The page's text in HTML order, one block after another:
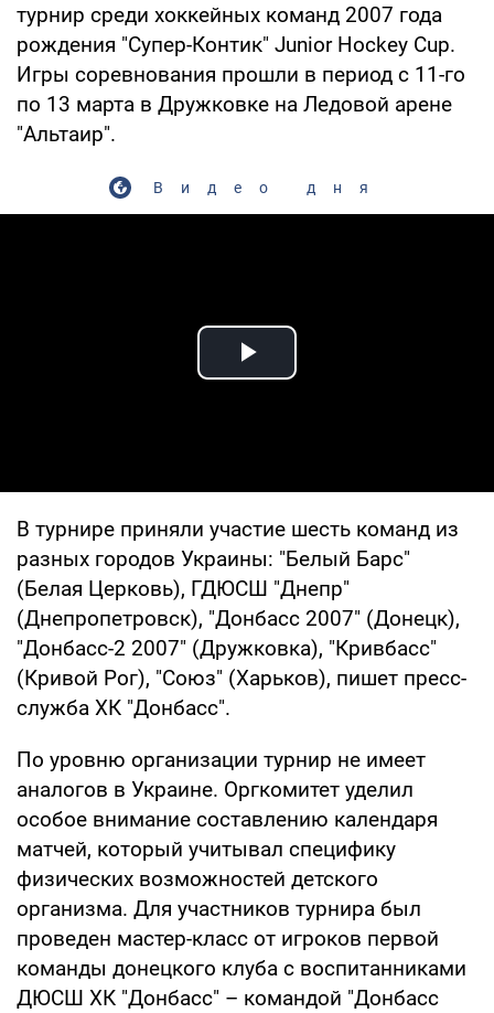
турнир среди хоккейных команд 2007 года
рождения "Супер-Контик" Junior Hockey Cup.
Игры соревнования прошли в период с 11-го
по 13 марта в Дружковке на Ледовой арене
"Альтаир".
Видео дня
Play Video
В турнире приняли участие шесть команд из
разных городов Украины: "Белый Барс"
(Белая Церковь), ГДЮСШ "Днепр"
(Днепропетровск), "Донбасс 2007" (Донецк),
"Донбасс-2 2007" (Дружковка), "Кривбасс"
(Кривой Рог), "Союз" (Харьков), пишет пресс-
служба ХК "Донбасс".
По уровню организации турнир не имеет
аналогов в Украине. Оргкомитет уделил
особое внимание составлению календаря
матчей, который учитывал специфику
физических возможностей детского
организма. Для участников турнира был
проведен мастер-класс от игроков первой
команды донецкого клуба с воспитанниками
ДЮСШ ХК "Донбасс" – командой "Донбасс